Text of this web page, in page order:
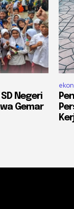
Negeri
Gemar